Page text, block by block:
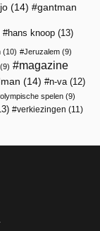
(14) gantman
hans knoop (13)
(10) Jeruzalem (9)
(9)
magazine
(14) n-va(12)
olympische spelen (9)
verkiezingen (11)